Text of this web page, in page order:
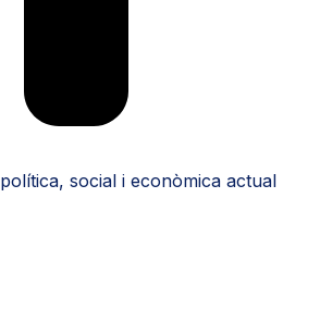
política, social i econòmica actual